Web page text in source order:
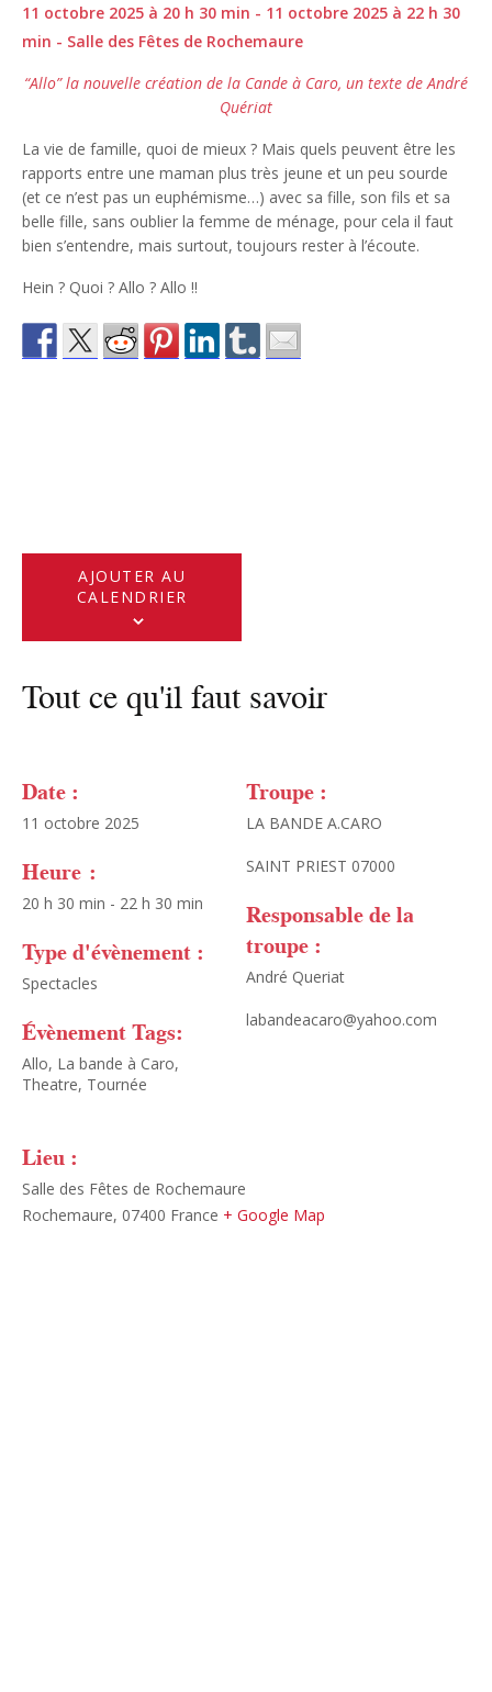
11 octobre 2025 à 20 h 30 min - 11 octobre 2025 à 22 h 30
min - Salle des Fêtes de Rochemaure
“Allo” la nouvelle création de la Cande à Caro, un texte de André
Quériat
La vie de famille, quoi de mieux ? Mais quels peuvent être les
rapports entre une maman plus très jeune et un peu sourde
(et ce n’est pas un euphémisme…) avec sa fille, son fils et sa
belle fille, sans oublier la femme de ménage, pour cela il faut
bien s’entendre, mais surtout, toujours rester à l’écoute.
Hein ? Quoi ? Allo ? Allo !!
AJOUTER AU
CALENDRIER
Tout ce qu'il faut savoir
Date :
11 octobre 2025
Heure :
20 h 30 min - 22 h 30 min
Type d'évènement :
Spectacles
Évènement Tags:
Allo, La bande à Caro,
Theatre, Tournée
Troupe :
LA BANDE A.CARO
SAINT PRIEST 07000
Responsable de la
troupe :
André Queriat
labandeacaro@yahoo.com
Lieu :
Salle des Fêtes de Rochemaure
Rochemaure, 07400 France + Google Map